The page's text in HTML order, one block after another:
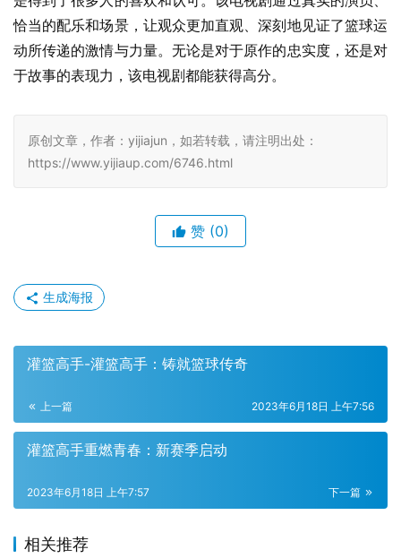
恰当的配乐和场景，让观众更加直观、深刻地见证了篮球运
动所传递的激情与力量。无论是对于原作的忠实度，还是对
于故事的表现力，该电视剧都能获得高分。
原创文章，作者：yijiajun，如若转载，请注明出处：
https://www.yijiaup.com/6746.html
赞 (0)
生成海报
灌篮高手-灌篮高手：铸就篮球传奇
上一篇 2023年6月18日 上午7:56
灌篮高手重燃青春：新赛季启动
下一篇
2023年6月18日 上午7:57
相关推荐